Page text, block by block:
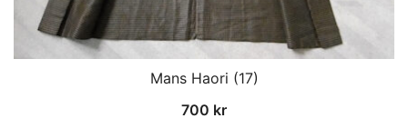
Mans Haori (17)
700 kr